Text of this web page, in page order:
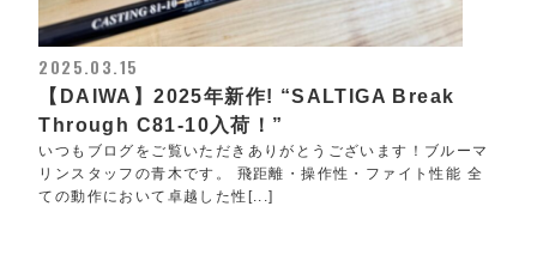
2025.03.15
【DAIWA】2025年新作! “SALTIGA Break
Through C81-10入荷！”
いつもブログをご覧いただきありがとうございます！ブルーマ
リンスタッフの青木です。 飛距離・操作性・ファイト性能 全
ての動作において卓越した性[...]